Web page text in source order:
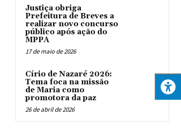
Justiça obriga
Prefeitura de Breves a
realizar novo concurso
público após ação do
MPPA
17 de maio de 2026
Círio de Nazaré 2026:
Tema foca na missão
de Maria como
promotora da paz
26 de abril de 2026